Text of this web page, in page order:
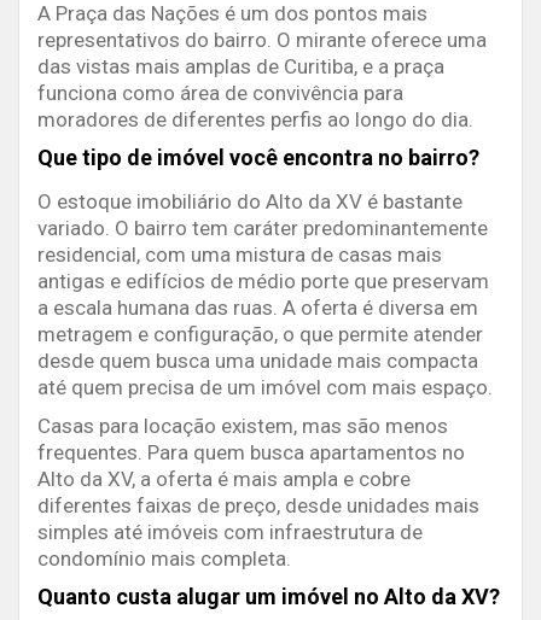
A Praça das Nações é um dos pontos mais
representativos do bairro. O mirante oferece uma
das vistas mais amplas de Curitiba, e a praça
funciona como área de convivência para
moradores de diferentes perfis ao longo do dia.
Que tipo de imóvel você encontra no bairro?
O estoque imobiliário do Alto da XV é bastante
variado. O bairro tem caráter predominantemente
residencial, com uma mistura de casas mais
antigas e edifícios de médio porte que preservam
a escala humana das ruas. A oferta é diversa em
metragem e configuração, o que permite atender
desde quem busca uma unidade mais compacta
até quem precisa de um imóvel com mais espaço.
Casas para locação existem, mas são menos
frequentes. Para quem busca apartamentos no
Alto da XV, a oferta é mais ampla e cobre
diferentes faixas de preço, desde unidades mais
simples até imóveis com infraestrutura de
condomínio mais completa.
Quanto custa alugar um imóvel no Alto da XV?